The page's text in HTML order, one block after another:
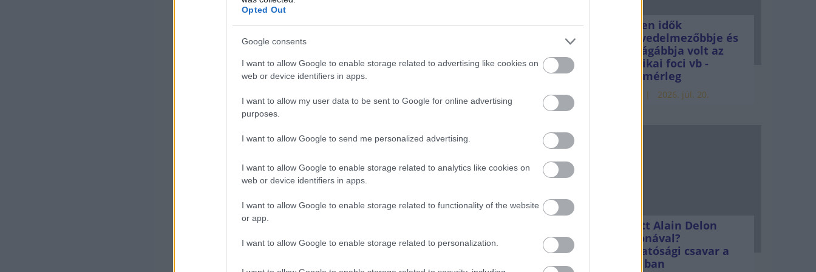
Opted Out
Google consents
I want to allow Google to enable storage related to advertising like cookies on
web or device identifiers in apps.
I want to allow my user data to be sent to Google for online advertising
purposes.
I want to allow Google to send me personalized advertising.
I want to allow Google to enable storage related to analytics like cookies on
web or device identifiers in apps.
I want to allow Google to enable storage related to functionality of the website
or app.
I want to allow Google to enable storage related to personalization.
forgalmi adatok alapján a menetrend
tartására optimalizált flottakezelési
megoldások bevezetésére lesz lehetőség.
felületen keresztül válhat elérhetővé, amely dinamikusan, a forgalmi
helyzet figyelemmel kísérésével előre jelzi a várható érkezési időt. A
digitális infrastruktúrát az autópályák mentén wifi alapú és 5G
mobilhálózaton keresztül kommunikáló jármű és infrastruktúra
adatközvetítéshez telepített szenzorok biztosítják majd.
Minden idők
legjövedelmezőbbje és
legdrágábbja volt az
amerikai foci vb -
gyorsmérleg
2026. júl. 20.
Mi lett Alain Delon
vagyonával?
Adóhatósági csavar a
sztoriban